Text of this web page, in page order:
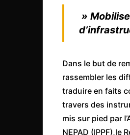
»
Dans le but de
rassembler les
traduire en faits
travers des
mis sur pied par
NEPAD (IPPF),le